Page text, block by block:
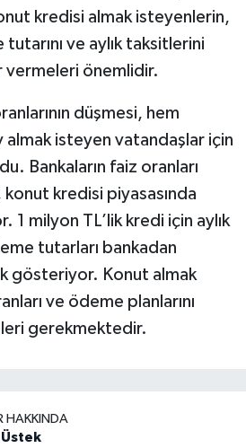
kredisi almak isteyenlerin,
ve aylık taksitlerini
vermeleri önemlidir.
düşmesi, hem
almak isteyen vatandaşlar için
Bankaların faiz oranları
kredisi piyasasında
1 milyon TL’lik kredi için aylık
tutarları bankadan
gösteriyor. Konut almak
ve ödeme planlarını
gerekmektedir.
HAKKINDA
Üstek